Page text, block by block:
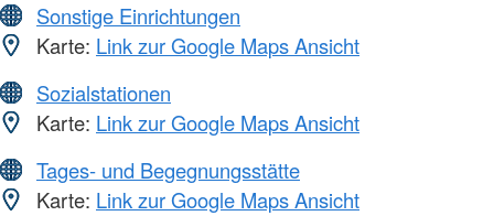
Sonstige Einrichtungen
Karte: Link zur Google Maps Ansicht
Sozialstationen
Karte: Link zur Google Maps Ansicht
Tages- und Begegnungsstätte
Karte: Link zur Google Maps Ansicht